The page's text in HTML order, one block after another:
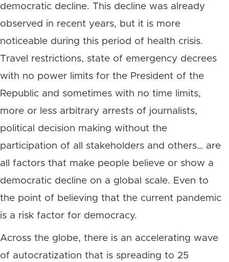
democratic decline. This decline was already
observed in recent years, but it is more
noticeable during this period of health crisis.
Travel restrictions, state of emergency decrees
with no power limits for the President of the
Republic and sometimes with no time limits,
more or less arbitrary arrests of journalists,
political decision making without the
participation of all stakeholders and others… are
all factors that make people believe or show a
democratic decline on a global scale. Even to
the point of believing that the current pandemic
is a risk factor for democracy.
Across the globe, there is an accelerating wave
of autocratization that is spreading to 25